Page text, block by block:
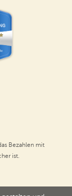
Bezahlen mit
ist.